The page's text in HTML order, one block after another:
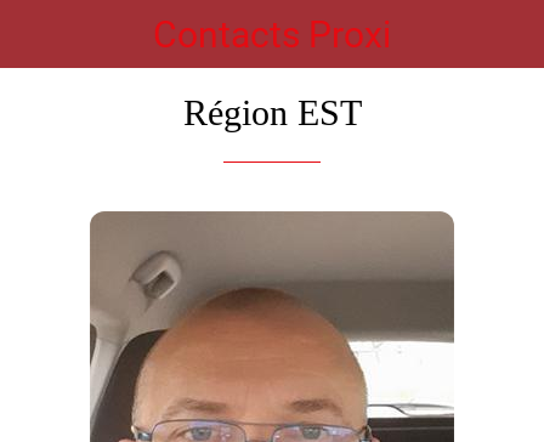
Contacts Proxi
Région EST